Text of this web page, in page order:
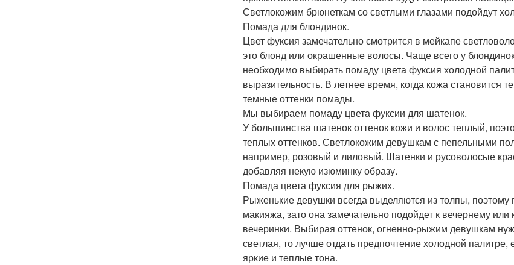
Светлокожим брюнеткам со светлыми глазами подойдут
Помада для блондинок.
Цвет фуксия замечательно смотрится в мейкапе
это блонд или окрашенные волосы. Чаще всего у
необходимо выбирать помаду цвета фуксия холодной
выразительность. В летнее время, когда кожа становится
темные оттенки помады.
Мы выбираем помаду цвета фуксии для шатенок.
У большинства шатенок оттенок кожи и волос теплый,
теплых оттенков. Светлокожим девушкам с пепельными
например, розовый и лиловый. Шатенки и русоволосые
добавляя некую изюминку образу.
Помада цвета фуксия для рыжих.
Рыженькие девушки всегда выделяются из толпы,
макияжа, зато она замечательно подойдет к вечернему
вечеринки. Выбирая оттенок, огненно-рыжим девушкам
светлая, то лучше отдать предпочтение холодной
яркие и теплые тона.